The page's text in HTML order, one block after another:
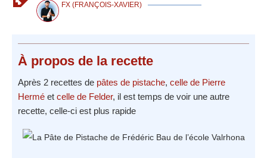
FX (FRANÇOIS-XAVIER)
À propos de la recette
Après 2 recettes de pâtes de pistache, celle de Pierre
Hermé et celle de Felder, il est temps de voir une autre
recette, celle-ci est plus rapide